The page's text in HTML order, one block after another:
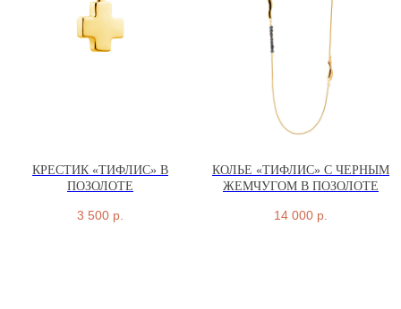
КРЕСТИК «ТИФЛИС» В
ПОЗОЛОТЕ
3 500 р.
КОЛЬЕ «ТИФЛИС» С ЧЕРНЫМ
ЖЕМЧУГОМ В ПОЗОЛОТЕ
14 000 р.